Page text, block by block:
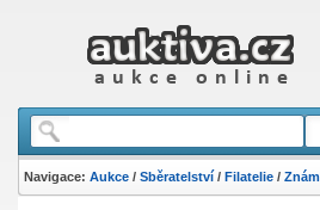
Navigace: Aukce/ Sběratelství/ Filatelie/